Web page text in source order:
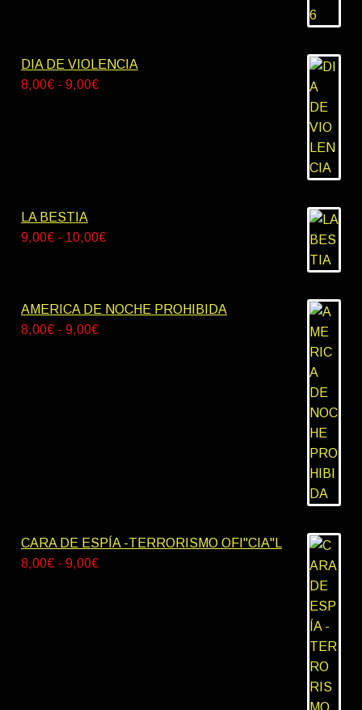
DIA DE VIOLENCIA
8,00€ - 9,00€Rango
LA BESTIA
9,00€ - 10,00€Rango
9,00€
AMERICA DE NOCHE PROHIBIDA
8,00€ - 9,00€Rango
CARA DE ESPÍA -TERRORISMO OFI"CIA"L
8,00€ - 9,00€Rango